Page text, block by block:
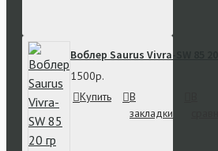
Воблер Saurus Vivra-SW 85 20
1500р.
Купить
В
закладки